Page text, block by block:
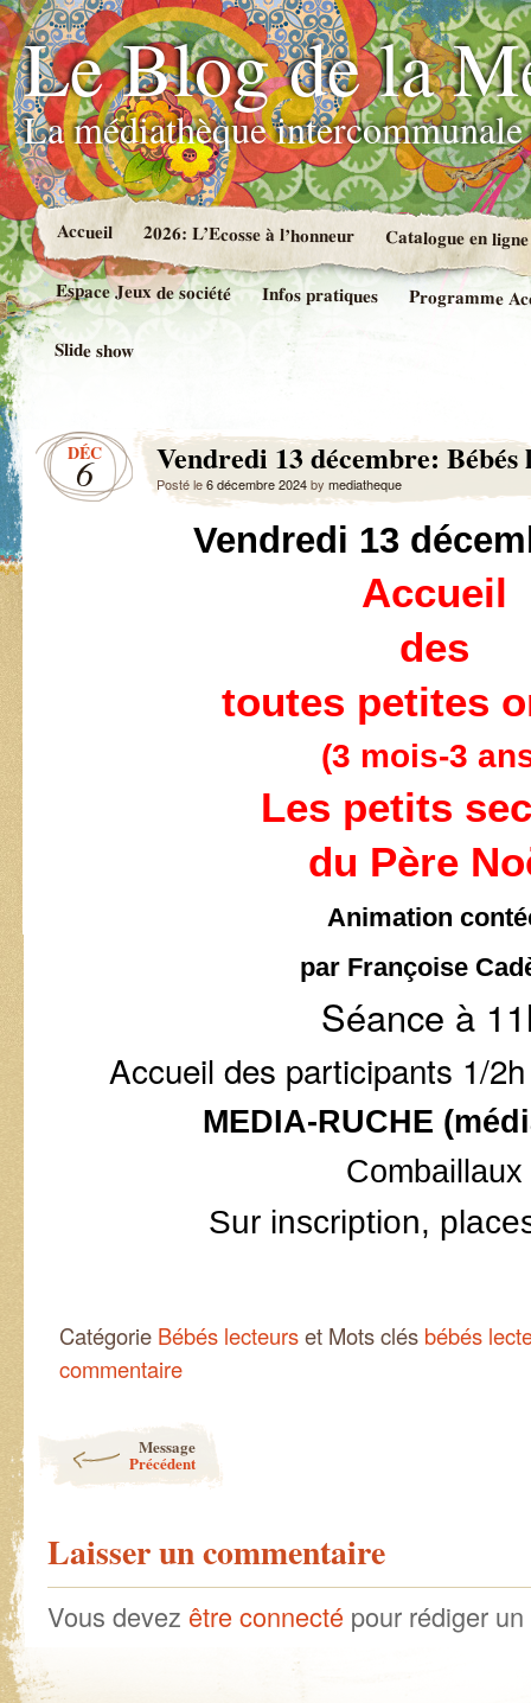
Le Blog de la
La médiathèque
Accueil 2026: L’Ecosse à l’honneur Catalogue en
Espace Jeux de société Infos pratiques Programme
Slide show
DÉC
6 Vendredi 13 décembre: Bébés
Posté le6 décembre 2024by mediatheque
Vendredi 13
Accueil
des
toutes petites
(3 mois-3
Les petits
du Père
Animation
par Françoise
Séance à
Accueil des participants 1/
MEDIA-RUCHE
Combaillaux
Sur inscription,
Catégorie Bébés lecteurset Mots clés bébés
commentaire
Message
Précédent
Laisser un commentaire
Vous devez être connecté pour rédiger